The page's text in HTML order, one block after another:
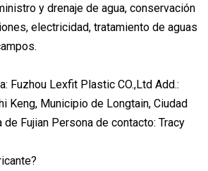
y drenaje de agua, conservación
electricidad, tratamiento de aguas
Fuzhou Lexfit Plastic CO.,Ltd Add.:
Keng, Municipio de Longtain, Ciudad
de Fujian Persona de contacto: Tracy